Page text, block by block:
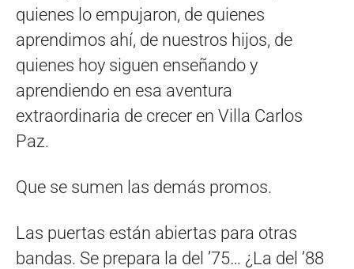
quienes lo empujaron, de quienes
aprendimos ahí, de nuestros hijos, de
quienes hoy siguen enseñando y
aprendiendo en esa aventura
extraordinaria de crecer en Villa Carlos
Paz.
Que se sumen las demás promos.
Las puertas están abiertas para otras
bandas. Se prepara la del ’75… ¿La del ’88